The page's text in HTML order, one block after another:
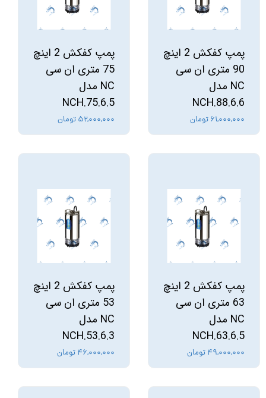
پمپ کفکش 2 اینچ
90 متری ان سی
NC مدل
NCH.88.6.6
۶۱,۰۰۰,۰۰۰ تومان
پمپ کفکش 2 اینچ
75 متری ان سی
NC مدل
NCH.75.6.5
۵۲,۰۰۰,۰۰۰ تومان
پمپ کفکش 2 اینچ
63 متری ان سی
NC مدل
NCH.63.6.5
۴۹,۰۰۰,۰۰۰ تومان
پمپ کفکش 2 اینچ
53 متری ان سی
NC مدل
NCH.53.6.3
۴۶,۰۰۰,۰۰۰ تومان